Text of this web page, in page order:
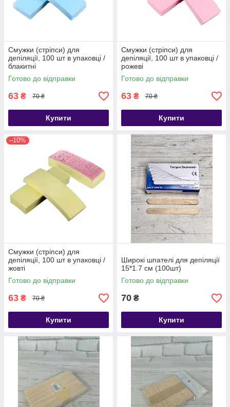
Смужки (стріпси) для
депіляції, 100 шт в упаковці /
блакитні
Готово до відправки
63 ₴ 70 ₴
Купити
Смужки (стріпси) для
депіляції, 100 шт в упаковці /
рожеві
Готово до відправки
63 ₴ 70 ₴
Купити
–10%
Смужки (стріпси) для
депіляції, 100 шт в упаковці /
жовті
Готово до відправки
63 ₴ 70 ₴
Купити
Широкі шпателі для депіляції
15*1.7 см (100шт)
Готово до відправки
70 ₴
Купити